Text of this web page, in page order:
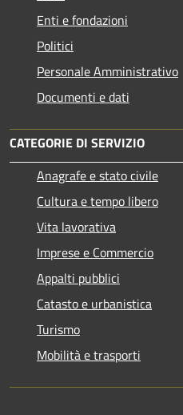
Enti e fondazioni
Politici
Personale Amministrativo
Documenti e dati
CATEGORIE DI SERVIZIO
Anagrafe e stato civile
Cultura e tempo libero
Vita lavorativa
Imprese e Commercio
Appalti pubblici
Catasto e urbanistica
Turismo
Mobilità e trasporti